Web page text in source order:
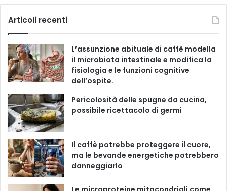
o
r
i
e
e
b
o
o
k
T
u
b
e
t
a
g
r
a
T
o
k
Articoli recenti
L’assunzione abituale di caffè modella
il microbiota intestinale e modifica la
fisiologia e le funzioni cognitive
dell’ospite.
Pericolosità delle spugne da cucina,
possibile ricettacolo di germi
Il caffè potrebbe proteggere il cuore,
ma le bevande energetiche potrebbero
danneggiarlo